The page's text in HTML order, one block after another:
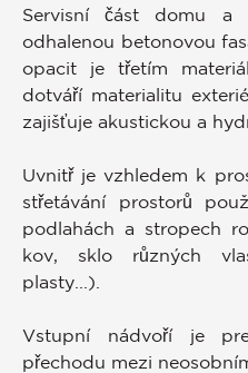
Servisní část domu a
odhalenou betonovou
opacit je třetím
dotváří materialitu
zajišťuje akustickou a
Uvnitř je vzhledem k
střetávání prostorů
podlahách a stropech
kov, sklo různých
plasty...).
Vstupní nádvoří je
přechodu mezi